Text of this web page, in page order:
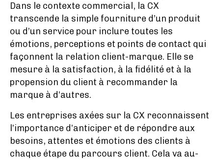
Dans le contexte commercial, la CX
transcende la simple fourniture d’un produit
ou d’un service pour inclure toutes les
émotions, perceptions et points de contact qui
façonnent la relation client-marque. Elle se
mesure à la satisfaction, à la fidélité et à la
propension du client à recommander la
marque à d’autres.
Les entreprises axées sur la CX reconnaissent
l’importance d’anticiper et de répondre aux
besoins, attentes et émotions des clients à
chaque étape du parcours client. Cela va au-